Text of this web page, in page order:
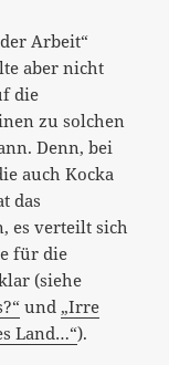
Arbeit“
aber nicht
die
zu solchen
Denn, bei
auch Kocka
das
es verteilt sich
für die
(siehe
und „Irre
Land…“).